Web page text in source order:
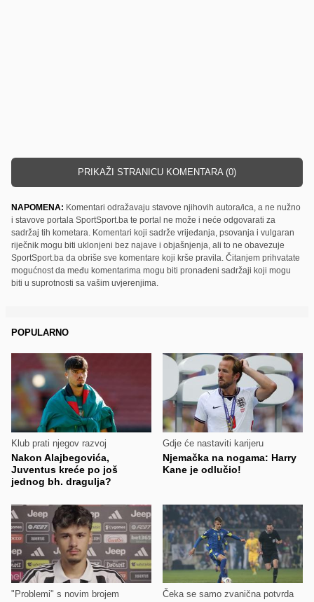
PRIKAŽI STRANICU KOMENTARA (0)
NAPOMENA: Komentari odražavaju stavove njihovih autora/ica, a ne nužno
i stavove portala SportSport.ba te portal ne može i neće odgovarati za
sadržaj tih kometara. Komentari koji sadrže vrijeđanja, psovanja i vulgaran
riječnik mogu biti uklonjeni bez najave i objašnjenja, ali to ne obavezuje
SportSport.ba da obriše sve komentare koji krše pravila. Čitanjem prihvatate
mogućnost da među komentarima mogu biti pronađeni sadržaji koji mogu
biti u suprotnosti sa vašim uvjerenjima.
POPULARNO
Klub prati njegov razvoj
Nakon Alajbegovića,
Juventus kreće po još
jednog bh. dragulja?
Gdje će nastaviti karijeru
Njemačka na nogama: Harry
Kane je odlučio!
"Problemi" s novim brojem Čeka se samo zvanična potvrda